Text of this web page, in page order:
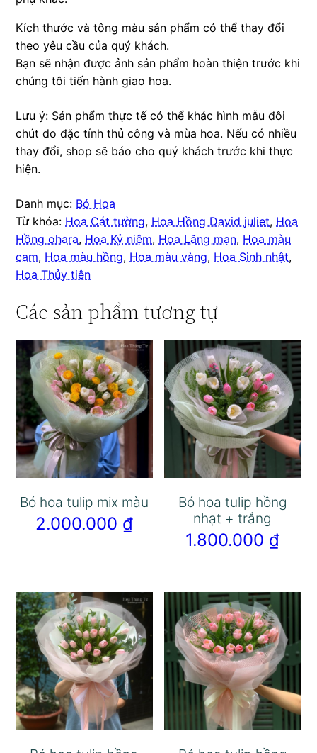
Kích thước và tông màu sản phẩm có thể thay đổi
theo yêu cầu của quý khách.
Bạn sẽ nhận được ảnh sản phẩm hoàn thiện trước khi
chúng tôi tiến hành giao hoa.
Lưu ý: Sản phẩm thực tế có thể khác hình mẫu đôi
chút do đặc tính thủ công và mùa hoa. Nếu có nhiều
thay đổi, shop sẽ báo cho quý khách trước khi thực
hiện.
Danh mục: Bó Hoa
Từ khóa: Hoa Cát tường, Hoa Hồng David juliet, Hoa
Hồng ohara, Hoa Kỷ niệm, Hoa Lãng mạn, Hoa màu
cam, Hoa màu hồng, Hoa màu vàng, Hoa Sinh nhật,
Hoa Thủy tiên
Các sản phẩm tương tự
Bó hoa tulip mix màu
2.000.000 ₫
Bó hoa tulip hồng
nhạt + trắng
1.800.000 ₫